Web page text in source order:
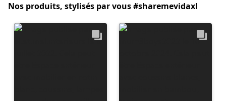
Nos produits, stylisés par vous #sharemevidaxl